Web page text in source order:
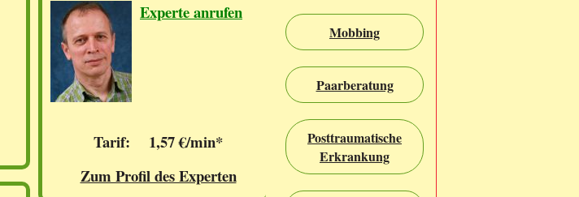
Mobbing
Paarberatung
Posttraumatische
Erkrankung
Experte anrufen
Tarif: 1,57 €/min*
Zum Profil des Experten